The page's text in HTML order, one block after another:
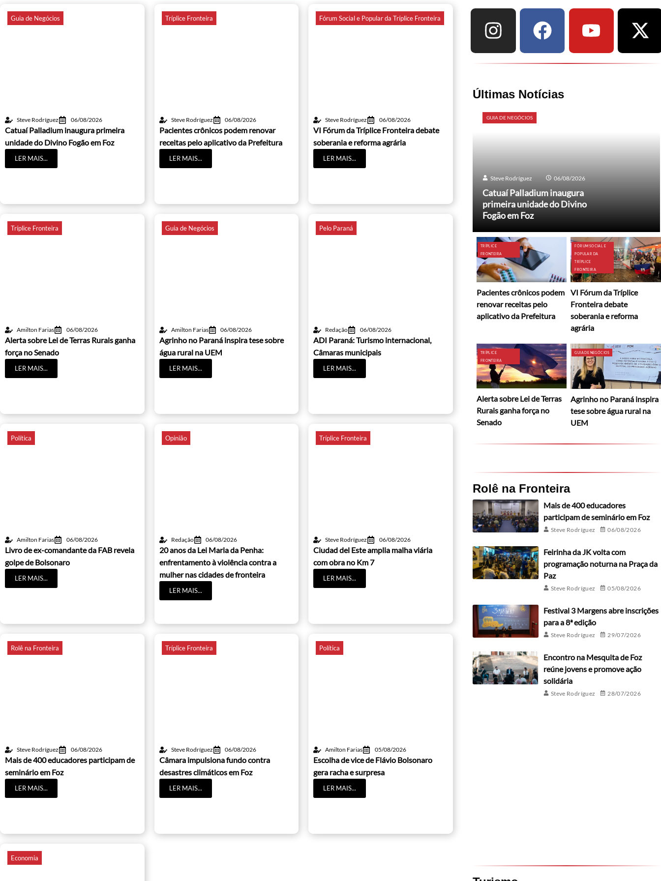
Guia de Negócios
Steve Rodríguez 06/08/2026
Catuaí Palladium inaugura primeira
unidade do Divino Fogão em Foz
LER MAIS...
Tríplice Fronteira
Steve Rodríguez 06/08/2026
Pacientes crônicos podem renovar
receitas pelo aplicativo da Prefeitura
LER MAIS...
Fórum Social e Popular da Tríplice Fronteira
Steve Rodríguez 06/08/2026
VI Fórum da Tríplice Fronteira debate
soberania e reforma agrária
LER MAIS...
Tríplice Fronteira
Amilton Farias 06/08/2026
Alerta sobre Lei de Terras Rurais ganha
força no Senado
LER MAIS...
Guia de Negócios
Amilton Farias 06/08/2026
Agrinho no Paraná inspira tese sobre
água rural na UEM
LER MAIS...
Pelo Paraná
Redação 06/08/2026
ADI Paraná: Turismo internacional,
Câmaras municipais
LER MAIS...
Política
Amilton Farias 06/08/2026
Livro de ex-comandante da FAB revela
golpe de Bolsonaro
LER MAIS...
Opinião
Redação 06/08/2026
20 anos da Lei Maria da Penha:
enfrentamento à violência contra a
mulher nas cidades de fronteira
LER MAIS...
Tríplice Fronteira
Steve Rodríguez 06/08/2026
Ciudad del Este amplia malha viária
com obra no Km 7
LER MAIS...
Rolê na Fronteira
Steve Rodríguez 06/08/2026
Mais de 400 educadores participam de
seminário em Foz
LER MAIS...
Tríplice Fronteira
Steve Rodríguez 06/08/2026
Câmara impulsiona fundo contra
desastres climáticos em Foz
LER MAIS...
Política
Amilton Farias 05/08/2026
Escolha de vice de Flávio Bolsonaro
gera racha e surpresa
LER MAIS...
Economia
Últimas Notícias
GUIA DE NEGÓCIOS
Steve Rodríguez 06/08/2026
Catuaí Palladium inaugura
primeira unidade do Divino
Fogão em Foz
TRÍPLICE
FRONTEIRA
Pacientes crônicos podem
renovar receitas pelo
aplicativo da Prefeitura
FÓRUM SOCIAL E
POPULAR DA
TRÍPLICE
FRONTEIRA
VI Fórum da Tríplice
Fronteira debate
soberania e reforma
agrária
TRÍPLICE
FRONTEIRA
Alerta sobre Lei de Terras
Rurais ganha força no
Senado
GUIA DE NEGÓCIOS
Agrinho no Paraná inspira
tese sobre água rural na
UEM
Rolê na Fronteira
Mais de 400 educadores
participam de seminário em Foz
Steve Rodríguez 06/08/2026
Feirinha da JK volta com
programação noturna na Praça da
Paz
Steve Rodríguez 05/08/2026
Festival 3 Margens abre inscrições
para a 8ª edição
Steve Rodríguez 29/07/2026
Encontro na Mesquita de Foz
reúne jovens e promove ação
solidária
Steve Rodríguez 28/07/2026